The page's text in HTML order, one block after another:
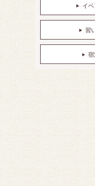
イベ
習
宿